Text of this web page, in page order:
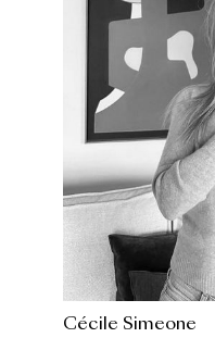
Cécile Simeone